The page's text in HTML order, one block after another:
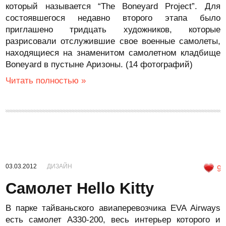
который называется “The Boneyard Project”. Для
состоявшегося недавно второго этапа было
приглашено тридцать художников, которые
разрисовали отслужившие свое военные самолеты,
находящиеся на знаменитом самолетном кладбище
Boneyard в пустыне Аризоны. (14 фотографий)
Читать полностью »
03.03.2012 ДИЗАЙН 9
Самолет Hello Kitty
В парке тайваньского авиаперевозчика EVA Airways
есть самолет A330-200, весь интерьер которого и